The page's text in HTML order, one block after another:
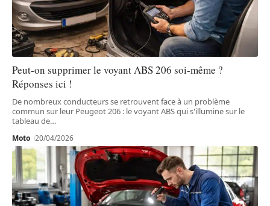
Peut-on supprimer le voyant ABS 206 soi-même ?
Réponses ici !
De nombreux conducteurs se retrouvent face à un problème
commun sur leur Peugeot 206 : le voyant ABS qui s'illumine sur le
tableau de…
Moto 20/04/2026